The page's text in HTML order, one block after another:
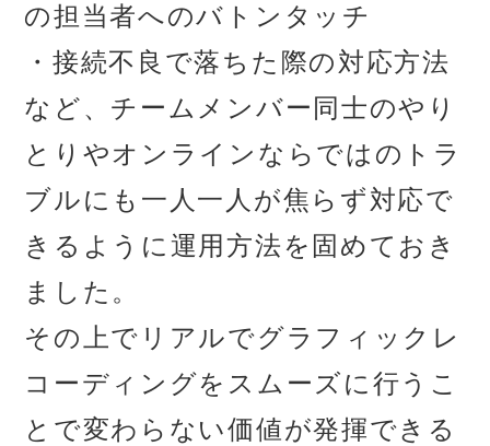
の担当者へのバトンタッチ
・接続不良で落ちた際の対応方法
など、チームメンバー同士のやり
とりやオンラインならではのトラ
ブルにも一人一人が焦らず対応で
きるように運用方法を固めておき
ました。
その上でリアルでグラフィックレ
コーディングをスムーズに行うこ
とで変わらない価値が発揮できる